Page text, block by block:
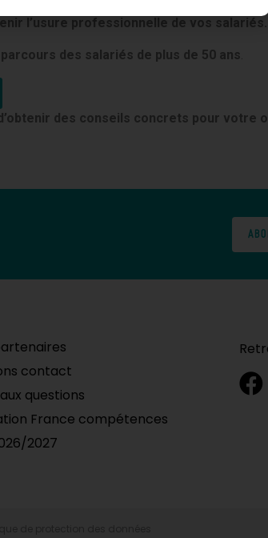
l’usure professionnelle de vos salariés.
des salariés de plus de 50 ans.
des conseils concrets pour votre
contact
questions
France compétences
2027